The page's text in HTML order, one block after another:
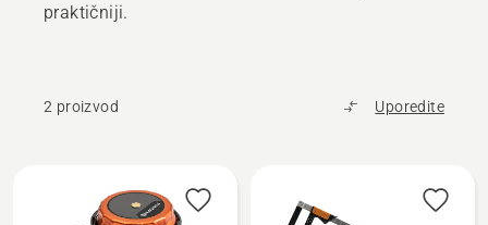
praktičniji.
2 proizvod Uporedite